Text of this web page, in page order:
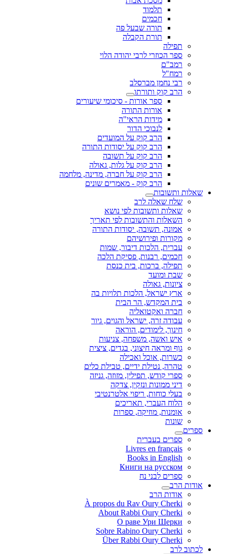
תלמוד
חכמים
תורה שבעל פה
תורת הקבלה
תפילה
ספר הכוזרי לרבי יהודה הלוי
רמב"ם
רמח"ל
רבי נחמן מברסלב
הרב קוק ותורתו
ספר אורות - סיכומי שיעורים
אורות התורה
מידות הראי"ה
לנבוכי הדור
הרב קוק על המועדים
הרב קוק על יסודות התורה
הרב קוק על תשובה
הרב קוק על גלות, גאולה
הרב קוק על חברה, מדינה, מלחמה
הרב קוק - מאמרים שונים
שאלות ותשובות
שלח שאלה לרב
שאלות ותשובות לפי נושא
השאלות והתשובות לפי תאריך
אמונה, תשובה, יסודות התורה
מקורות ופירושיהם
עברית, הלכות דיבור, שמות
חכמים, רבנות, פסיקת הלכה
תפילה, ברכות, בית כנסת
שבת ומועד
ציונות, גאולה
ארץ ישראל, הלכות תלויות בה
בית המקדש, הר הבית
חברה ואקטואליה
עבודה זרה, ישראל והגוים, גיור
חינוך, לימודים, הוראה
איש ואשה, משפחה, צניעות
גוף ומראה חיצוני, בגדים, ציצית
כשרות, אוכל ואכילה
טהרה, נטילת ידיים, טבילת כלים
ספרי קודש, תפילין, מזוזה, גניזה
דיני ממונות ונזקין, צדקה
בעלי כוחות, ריפוי אלטרנטיבי
הלוח העברי, תאריכים
אומנות, מוזיקה, ספרות
שונות
ספרים
ספרים בעברית
Livres en français
Books in English
Книги на русском
ספרים לבני נח
אודות הרב
אודות הרב
À propos du Rav Oury Cherki
About Rabbi Oury Cherki
О раве Ури Шерки
Sobre Rabino Oury Cherki
Über Rabbi Oury Cherki
לכתוב לרב